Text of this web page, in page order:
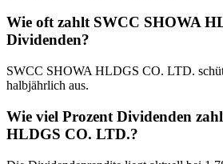
Wie oft zahlt SWCC SHOWA
Dividenden?
SWCC SHOWA HLDGS CO. LTD.
halbjährlich aus.
Wie viel Prozent Dividenden
HLDGS CO. LTD.?